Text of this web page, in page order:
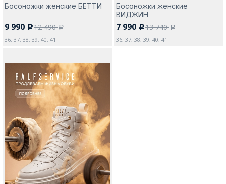
Босоножки женские БЕТТИ
9 990 c12 490a
36, 37, 38, 39, 40, 41
Босоножки женские
ВИДЖИН
7 990 c13 740a
36, 37, 38, 39, 40, 41